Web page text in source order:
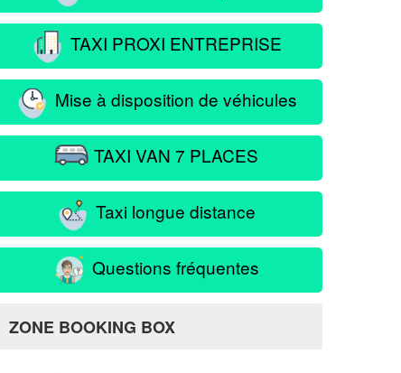
TAXI PROXI ENTREPRISE
Mise à disposition de véhicules
TAXI VAN 7 PLACES
Taxi longue distance
Questions fréquentes
ZONE BOOKING BOX